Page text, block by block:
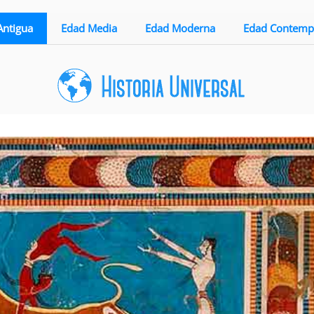
Edad Media Edad Moderna Edad